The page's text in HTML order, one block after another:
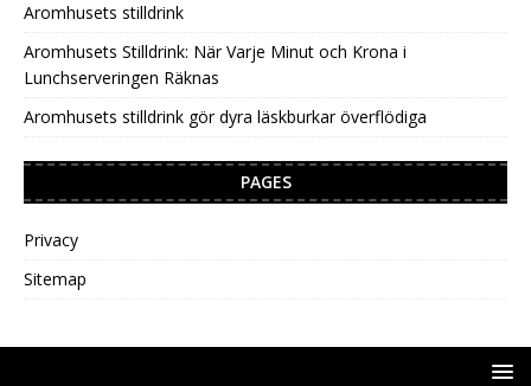
Aromhusets stilldrink
Aromhusets Stilldrink: När Varje Minut och Krona i
Lunchserveringen Räknas
Aromhusets stilldrink gör dyra läskburkar överflödiga
PAGES
Privacy
Sitemap